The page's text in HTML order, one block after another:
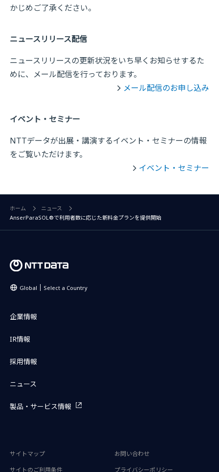
かじめご了承ください。
ニュースリリース配信
ニュースリリースの更新状況をいち早くお知らせするた
めに、メール配信を行っております。
メール配信のお申し込み
イベント・セミナー
NTTデータが出展・講演するイベント・セミナーの情報
をご覧いただけます。
イベント・セミナー
ホーム
ニュース
AnserParaSOL®で利用者数に応じた新料金プランを提供開始
Global Select a Country
企業情報
IR情報
採用情報
ニュース
製品・サービス情報
サイトマップ
お問い合わせ
サイトのご利用条件
プライバシーポリシー